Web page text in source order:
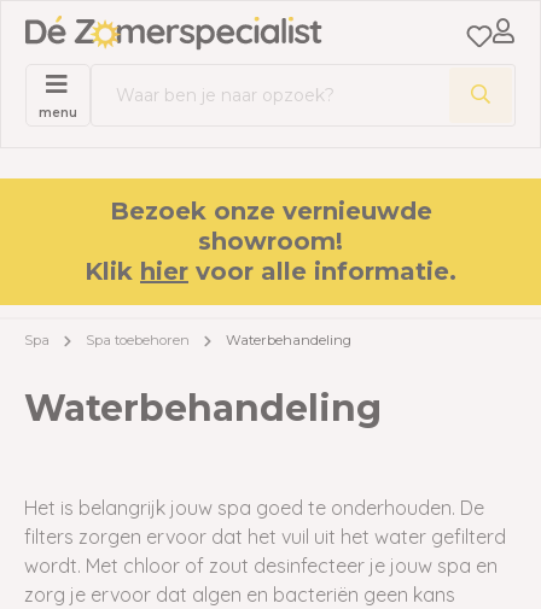
menu
Bezoek onze vernieuwde
showroom!
Klik hier voor alle informatie.
Spa Spa toebehoren Waterbehandeling
Waterbehandeling
Het is belangrijk jouw spa goed te onderhouden. De
filters zorgen ervoor dat het vuil uit het water gefilterd
wordt. Met chloor of zout desinfecteer je jouw spa en
zorg je ervoor dat algen en bacteriën geen kans